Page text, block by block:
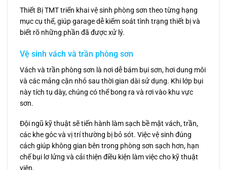
Thiết Bị TMT triển khai vệ sinh phòng sơn theo từng hạng
mục cụ thể, giúp garage dễ kiểm soát tình trạng thiết bị và
biết rõ những phần đã được xử lý.
Vệ sinh vách và trần phòng sơn
Vách và trần phòng sơn là nơi dễ bám bụi sơn, hơi dung môi
và các mảng cặn nhỏ sau thời gian dài sử dụng. Khi lớp bụi
này tích tụ dày, chúng có thể bong ra và rơi vào khu vực
sơn.
Đội ngũ kỹ thuật sẽ tiến hành làm sạch bề mặt vách, trần,
các khe góc và vị trí thường bị bỏ sót. Việc vệ sinh đúng
cách giúp không gian bên trong phòng sơn sạch hơn, hạn
chế bụi lơ lửng và cải thiện điều kiện làm việc cho kỹ thuật
viên.